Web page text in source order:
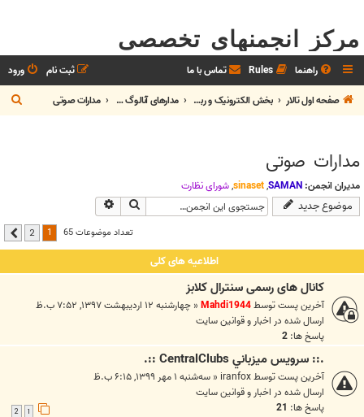
مرکز انجمنهای تخصصی
راهنما Rules تماس با ما ورود
ثبت نام
صفحه اول تالار
بخش الکترونيک و رباتیک مدارهای آنالوگ و دیجیتال مدارات صوتی
ج
س
مدارات صوتی
مدیران انجمن: SAMAN
,
sinaset
,شوراي نظارت
موضوع جدید جستجو
تعداد موضوعات 65 2 بعدی
اطلاعیه های کلی
کانال های رسمی سنترال کلابز
آخرین پست توسطMahdi1944
« چهارشنبه ۱۲ اردیبهشت ۱۳۹۷, ۷:۵۲ ب.ظ
ارسال شده در اخبار و قوانين سايت
پاسخ ها: 2
.:: سرويس ميزباني CentralClubs ::.
آخرین پست توسطiranfox
« سه‌شنبه ۱ مهر ۱۳۹۹, ۶:۱۵ ب.ظ
ارسال شده در اخبار و قوانين سايت
پاسخ ها: 21